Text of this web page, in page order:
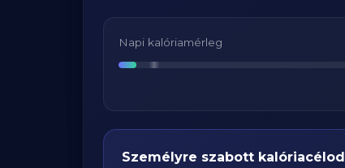
Napi kalóriamérleg
Személyre szabott kalóriacélod